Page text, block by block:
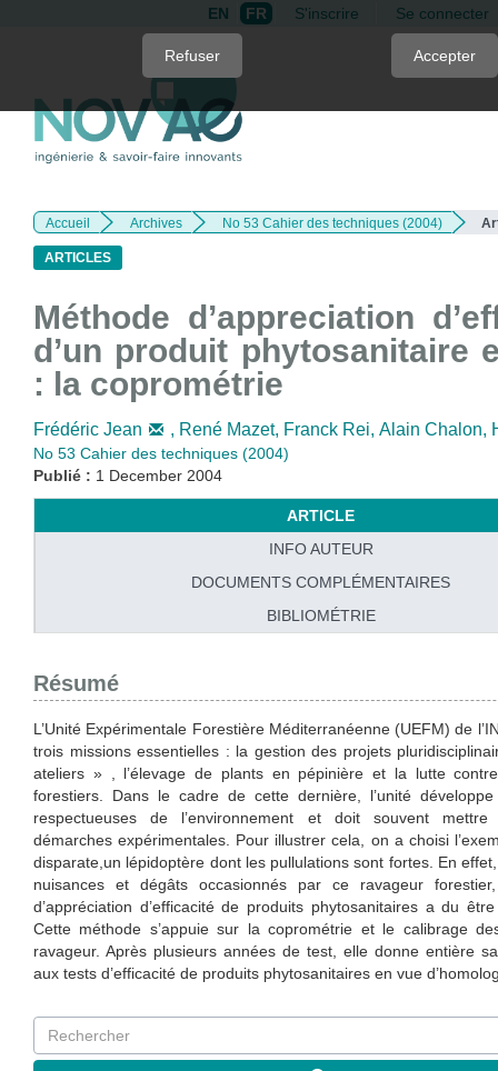
page
content
Navigation
Main
Content
EN FR S'inscrire Se connecter
Accueil Archives No 53 Cahier des techniques (2004)
ARTICLES
Méthode d’appreciation
d’un produit phytosanitaire
: la coprométrie
Frédéric Jean , René Mazet, Franck Rei, Alain Chalon,
No 53 Cahier des techniques (2004)
Publié : 1 December 2004
ARTICLE
INFO AUTEUR
DOCUMENTS COMPLÉMENTAIRES
BIBLIOMÉTRIE
Résumé
L’Unité Expérimentale Forestière Méditerranéenne (UEFM) de
trois missions essentielles : la gestion des projets
ateliers » , l’élevage de plants en pépinière et la lutte
forestiers. Dans le cadre de cette dernière, l’unité
respectueuses de l’environnement et doit souvent
démarches expérimentales. Pour illustrer cela, on a choisi
disparate,un lépidoptère dont les pullulations sont fortes. En
nuisances et dégâts occasionnés par ce ravageur
d’appréciation d’efficacité de produits phytosanitaires a du
Cette méthode s’appuie sur la coprométrie et le calibrage
ravageur. Après plusieurs années de test, elle donne entière
aux tests d’efficacité de produits phytosanitaires en vue
Refuser Accepter